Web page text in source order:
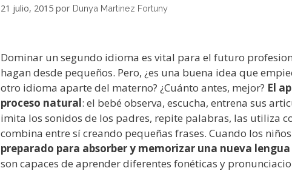
21 julio, 2015 por Dunya Martinez Fortuny
Dominar un segundo idioma es vital para el futuro
hagan desde pequeños. Pero, ¿es una buena idea que
otro idioma aparte del materno? ¿Cuánto antes, mejor? El
proceso natural: el bebé observa, escucha, entrena sus
imita los sonidos de los padres, repite palabras, las utiliza
combina entre sí creando pequeñas frases. Cuando los
preparado para absorber y memorizar una nueva lengua
son capaces de aprender diferentes fonéticas y